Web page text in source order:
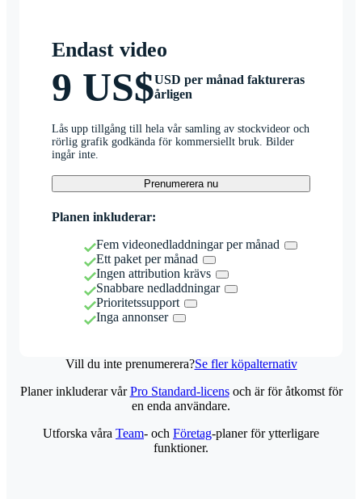
Endast video
9 US$USD per månad faktureras
årligen
Lås upp tillgång till hela vår samling av stockvideor och
rörlig grafik godkända för kommersiellt bruk. Bilder
ingår inte.
Prenumerera nu
Planen inkluderar:
Fem videonedladdningar per månad
Ett paket per månad
Ingen attribution krävs
Snabbare nedladdningar
Prioritetssupport
Inga annonser
Vill du inte prenumerera?Se fler köpalternativ
Planer inkluderar vårPro Standard-licensoch är för åtkomst för
en enda användare.
Utforska våra Team- och Företag-planer för ytterligare
funktioner.